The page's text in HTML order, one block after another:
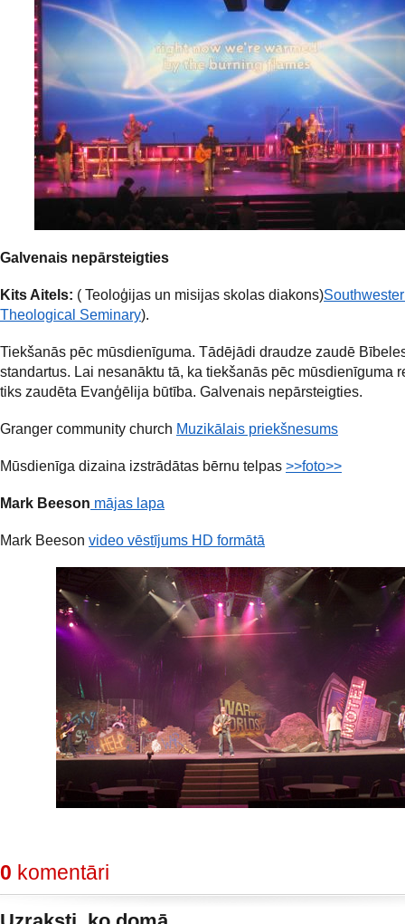
Galvenais nepārsteigties
Kits Aitels: ( Teoloģijas un misijas skolas diakons)
Theological Seminary).
Tiekšanās pēc mūsdienīguma. Tādējādi draudze zaudē
standartus. Lai nesanāktu tā, ka tiekšanās pēc mūsdienīguma
tiks zaudēta Evanģēlija būtība. Galvenais nepārsteigties.
Granger community church Muzikālais priekšnesums
Mūsdienīga dizaina izstrādātas bērnu telpas >>foto>>
Mark Beeson mājas lapa
Mark Beeson video vēstījums HD formātā
0 komentāri